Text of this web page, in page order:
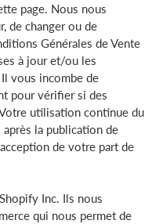
page. Nous nous
de changer ou de
Générales de Vente
à jour et/ou les
vous incombe de
pour vérifier si des
utilisation continue du
la publication de
de votre part de
Inc. Ils nous
qui nous permet de